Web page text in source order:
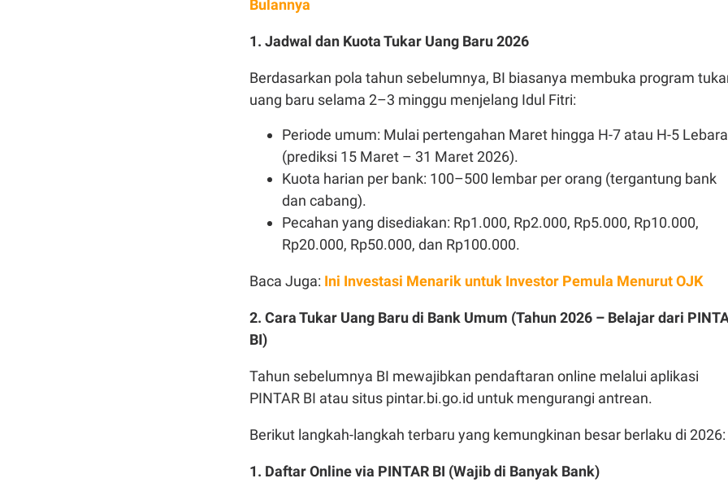
Bulannya
1. Jadwal dan Kuota Tukar Uang Baru 2026
Berdasarkan pola tahun sebelumnya, BI biasanya membuka program
uang baru selama 2–3 minggu menjelang Idul Fitri:
Periode umum: Mulai pertengahan Maret hingga H-7 atau H-5
(prediksi 15 Maret – 31 Maret 2026).
Kuota harian per bank: 100–500 lembar per orang (tergantung bank
dan cabang).
Pecahan yang disediakan: Rp1.000, Rp2.000, Rp5.000, Rp10.000,
Rp20.000, Rp50.000, dan Rp100.000.
Baca Juga: Ini Investasi Menarik untuk Investor Pemula Menurut OJK
2. Cara Tukar Uang Baru di Bank Umum (Tahun 2026 – Belajar dari
BI)
Tahun sebelumnya BI mewajibkan pendaftaran online melalui aplikasi
PINTAR BI atau situs pintar.bi.go.id untuk mengurangi antrean.
Berikut langkah-langkah terbaru yang kemungkinan besar berlaku di 2026:
1. Daftar Online via PINTAR BI (Wajib di Banyak Bank)